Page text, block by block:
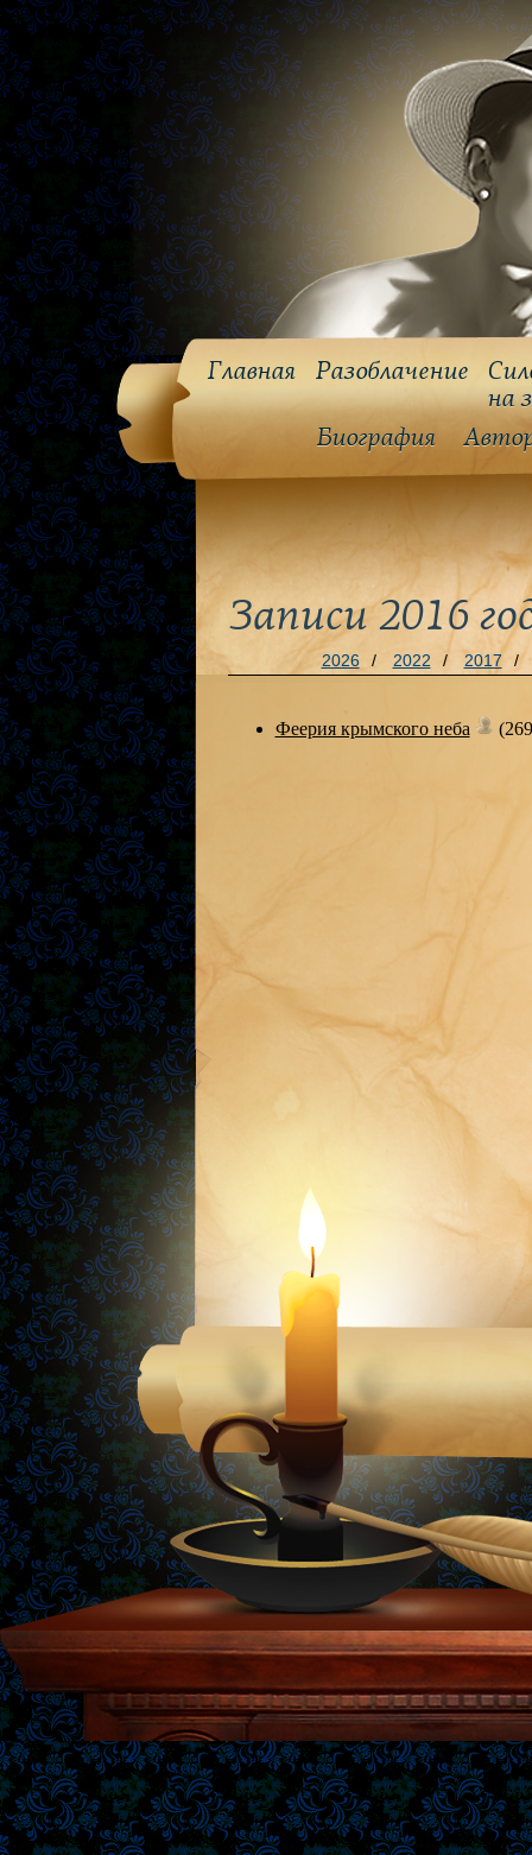
Главная Разоблачение
на
Биография
Записи 2016
2026 / 2022 / 2017 /
Феерия крымского неба